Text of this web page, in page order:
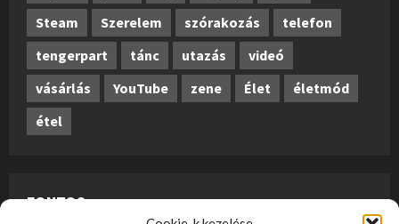
Steam
Szerelem szórakozás
telefon
tengerpart
tánc utazás
videó
vásárlás
YouTube zene Élet
életmód
étel
FONTOS